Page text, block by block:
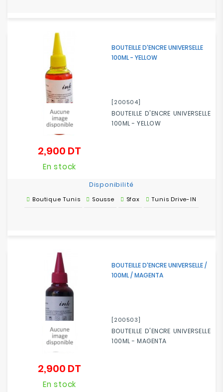
BOUTEILLE D'ENCRE UNIVERSELLE
100ML - YELLOW
[200504]
BOUTEILLE D'ENCRE UNIVERSELLE
100ML - YELLOW
2,900 DT
En stock
Disponibilité
Boutique Tunis Sousse Sfax Tunis Drive-IN
BOUTEILLE D'ENCRE UNIVERSELLE /
100ML / MAGENTA
[200503]
BOUTEILLE D'ENCRE UNIVERSELLE
100ML - MAGENTA
2,900 DT
En stock